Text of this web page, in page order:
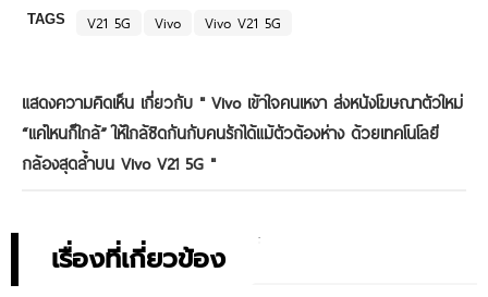
TAGS V21 5G Vivo Vivo V21 5G
แสดงความคิดเห็น เกี่ยวกับ " Vivo เข้าใจคนเหงา ส่งหนังโฆษณาตัวใหม่
“แค่ไหนก็ใกล้” ให้ใกล้ชิดกันกับคนรักได้แม้ตัวต้องห่าง ด้วยเทคโนโลยี
กล้องสุดล้ำบน Vivo V21 5G "
เรื่องที่เกี่ยวข้อง